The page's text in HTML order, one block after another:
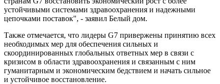
устойчивыми системами здравоохранения и надежными
цепочками поставок", - заявил Белый дом.
Также отмечается, что лидеры G7 привержены принятию всех
необходимых мер для обеспечения сильных и
скоординированных глобальных ответных мер в связи с
кризисом в области здравоохранения и связанным с ним
гуманитарным и экономическим бедствием и начать сильное
и устойчивое восстановление.